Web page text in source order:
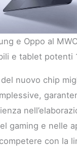
e Oppo al
e tablet potenti
del nuovo chip
gaming e nelle
con la